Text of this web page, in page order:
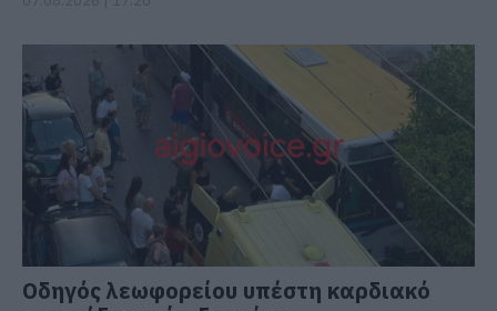
Οδηγός λεωφορείου υπέστη καρδιακό